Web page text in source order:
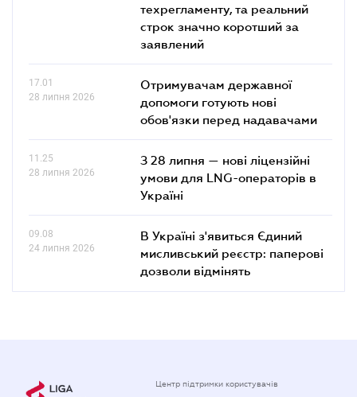
техрегламенту, та реальний
строк значно коротший за
заявлений
17.01
28 липня 2026
Отримувачам державної
допомоги готують нові
обов'язки перед надавачами
11.25
28 липня 2026
З 28 липня — нові ліцензійні
умови для LNG-операторів в
Україні
09.08
24 липня 2026
В Україні з'явиться Єдиний
мисливський реєстр: паперові
дозволи відмінять
Центр підтримки користувачів